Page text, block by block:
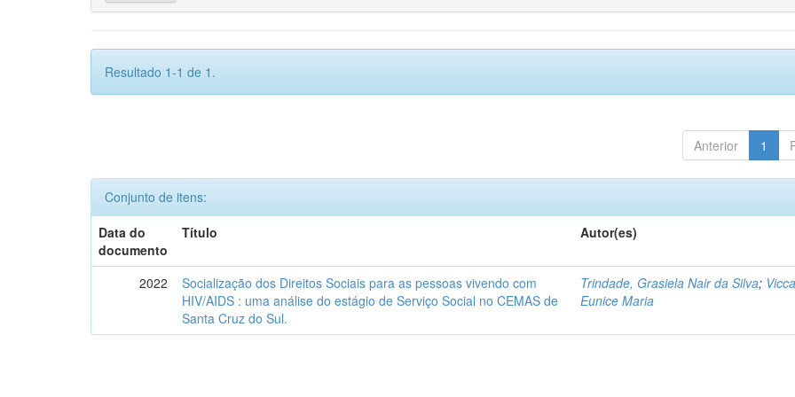
Resultado 1-1 de 1.
Anterior 1
Conjunto de itens:
Data do
documento
Título Autor(es)
2022
Socialização dos Direitos Sociais para as pessoas vivendo com
HIV/AIDS : uma análise do estágio de Serviço Social no CEMAS de
Santa Cruz do Sul.
Trindade, Grasiela Nair da Silva;
Eunice Maria